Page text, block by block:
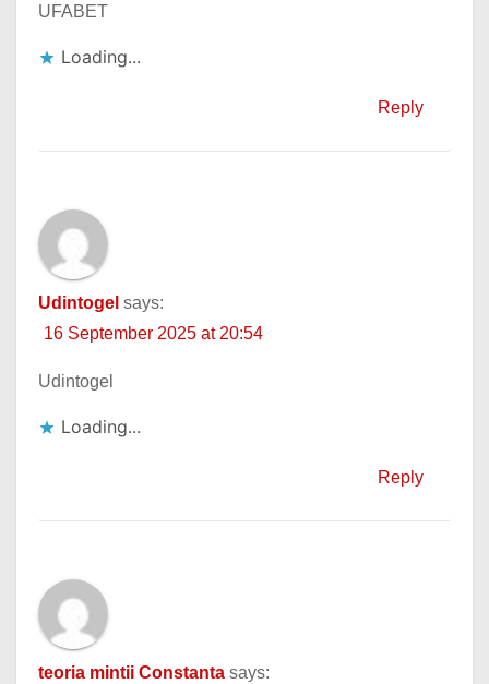
UFABET
Loading...
Reply
Udintogel says:
16 September 2025 at 20:54
Udintogel
Loading...
Reply
teoria mintii Constanta says: